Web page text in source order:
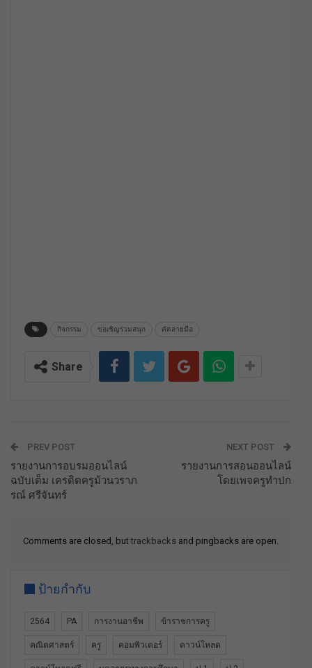
กิจกรรม ขอเชิญร่วมสนุก คัดลายมือ
Share
PREV POST
รายงานการอบรมออนไลน์
ฉบับเต็ม เครดิตครูม้วนวราภ
รณ์ ศรีจันทร์
NEXT POST
รายงานการสอนออนไลน์
โดยเพจครูทำปก
Comments are closed, buttrackbacks and pingbacks are open.
ป้ายกำกับ
2564 PA การงานอาชีพ ข้าราชการครู
คณิตศาสตร์ ครู คอมพิวเตอร์ ดาวน์โหลด